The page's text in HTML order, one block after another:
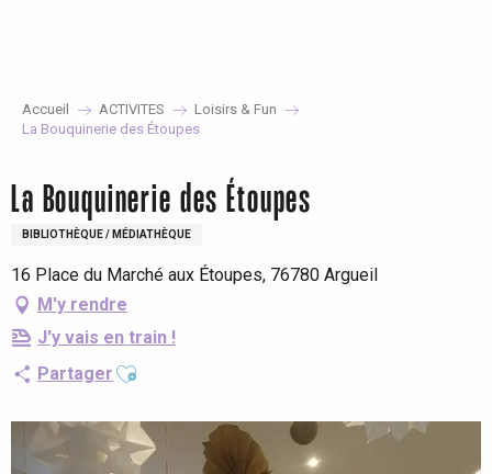
Accueil ACTIVITES
Loisirs & Fun
La Bouquinerie des Étoupes
La Bouquinerie des Étoupes
BIBLIOTHÈQUE / MÉDIATHÈQUE
16 Place du Marché aux Étoupes, 76780 Argueil
M'y rendre
J'y vais en train !
Partager Ajouter aux favoris